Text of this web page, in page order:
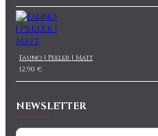
Fauno | Peeler | Matt
12,90 €
NEWSLETTER